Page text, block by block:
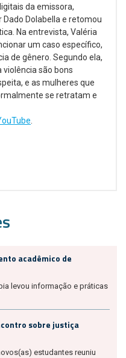
da emissora,
Dolabella e retomou
Na entrevista, Valéria
um caso específico,
de gênero. Segundo ela,
são bons
e as mulheres que
se retratam e
.
acadêmico de
levou informação e práticas
sobre justiça
estudantes reuniu